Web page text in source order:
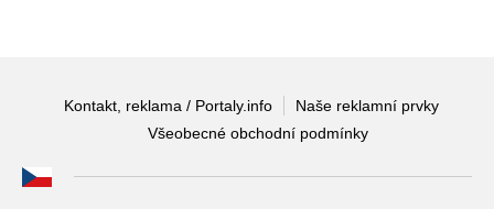
Kontakt, reklama / Portaly.info
Naše reklamní prvky
Všeobecné obchodní podmínky